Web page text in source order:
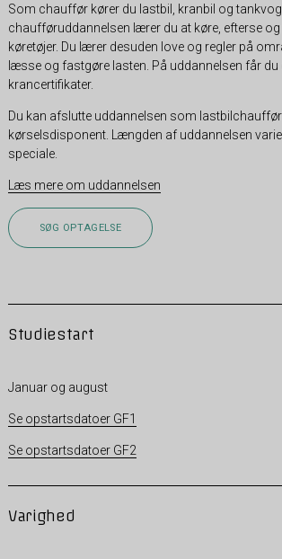
Som chauffør kører du lastbil, kranbil og
chaufføruddannelsen lærer du at køre, efterse
køretøjer. Du lærer desuden love og regler på
læsse og fastgøre lasten. På uddannelsen får du
krancertifikater.
Du kan afslutte uddannelsen som
kørselsdisponent. Længden af uddannelsen
speciale.
Læs mere om uddannelsen
SØG OPTAGELSE
Studiestart
Januar og august
Se opstartsdatoer GF1
Se opstartsdatoer GF2
Varighed